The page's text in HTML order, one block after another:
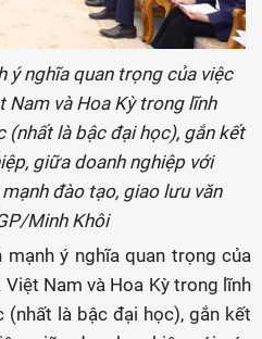
ý nghĩa quan trọng của việc
Nam và Hoa Kỳ trong lĩnh
(nhất là bậc đại học), gắn kết
giữa doanh nghiệp với
đào tạo, giao lưu văn
Minh Khôi
ý nghĩa quan trọng của
Nam và Hoa Kỳ trong lĩnh
(nhất là bậc đại học), gắn kết